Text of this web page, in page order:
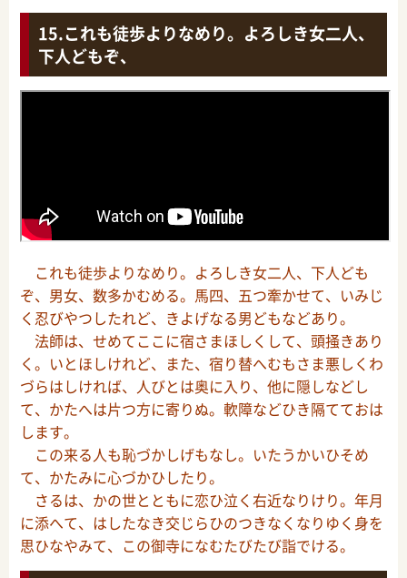
これも徒歩よりなめり。よろしき女二人、
下人どもぞ、
これも徒歩よりなめり。よろしき女二人、下人ども
ぞ、男女、数多かむめる。馬四、五つ牽かせて、いみじ
く忍びやつしたれど、きよげなる男どもなどあり。
法師は、せめてここに宿さまほしくして、頭掻きあり
く。いとほしけれど、また、宿り替へむもさま悪しくわ
づらはしければ、人びとは奥に入り、他に隠しなどし
て、かたへは片つ方に寄りぬ。軟障などひき隔てておは
します。
この来る人も恥づかしげもなし。いたうかいひそめ
て、かたみに心づかひしたり。
さるは、かの世とともに恋ひ泣く右近なりけり。年月
に添へて、はしたなき交じらひのつきなくなりゆく身を
思ひなやみて、この御寺になむたびたび詣でける。